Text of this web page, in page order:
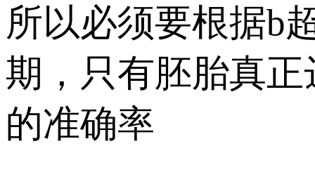
所以必须要根据b
期，只有胚胎真
的准确率